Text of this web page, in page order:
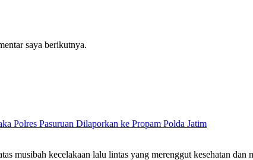
saya berikutnya.
Polres Pasuruan Dilaporkan ke Propam Polda Jatim
musibah kecelakaan lalu lintas yang merenggut kesehatan dan